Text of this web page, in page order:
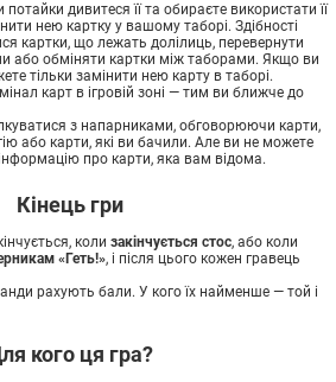
дивитеся її та обираєте використати її
нею картку у вашому таборі. Здібності
картки, що лежать долілиць, перевернути
або обміняти картки між таборами. Якщо ви
тільки замінити нею карту в таборі.
карт в ігровій зоні — тим ви ближче до
з напарниками, обговорюючи карти,
або карти, які ви бачили. Але ви не можете
про карти, яка вам відома.
Кінець гри
колизакінчується стос, або коли
«Геть!», і після цього кожен гравець
рахують бали. У кого їх найменше — той і
кого ця гра?